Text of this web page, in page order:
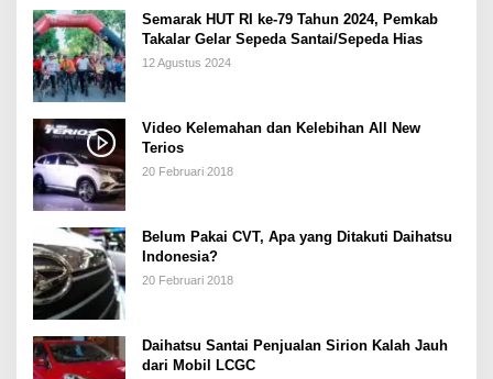
Semarak HUT RI ke-79 Tahun 2024, Pemkab
Takalar Gelar Sepeda Santai/Sepeda Hias
12 Agustus 2024
Video Kelemahan dan Kelebihan All New
Terios
20 Februari 2018
Belum Pakai CVT, Apa yang Ditakuti Daihatsu
Indonesia?
20 Februari 2018
Daihatsu Santai Penjualan Sirion Kalah Jauh
dari Mobil LCGC